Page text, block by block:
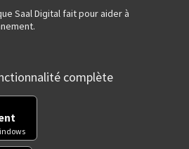
Saal Digital fait pour aider à
complète